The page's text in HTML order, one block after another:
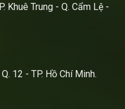
Khuê Trung - Q. Cẩm Lệ -
12 - TP. Hồ Chí Minh.